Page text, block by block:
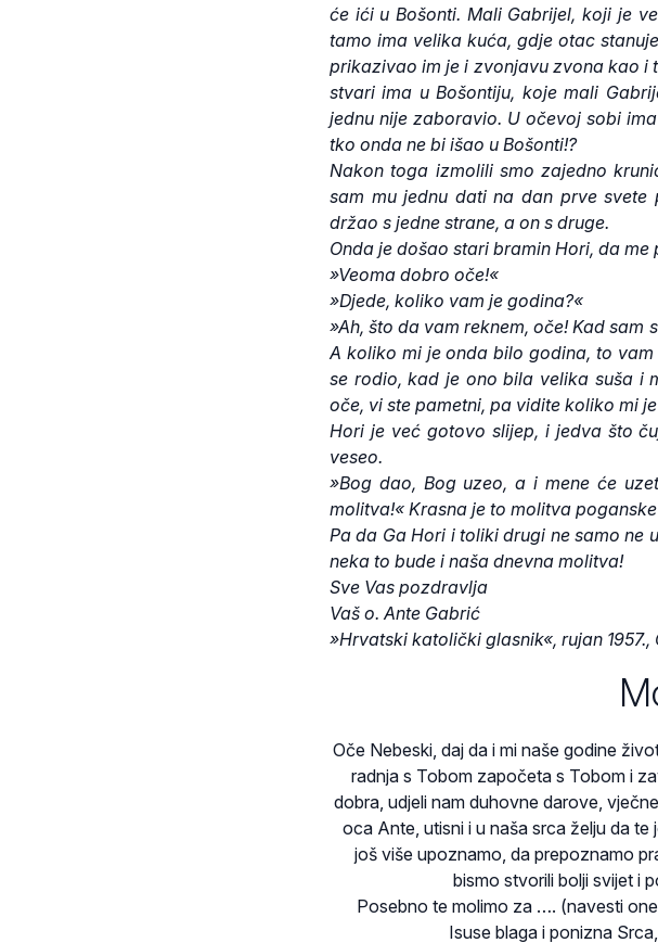
će ići u Bošonti. Mali Gabrijel, koji je
tamo ima velika kuća, gdje otac
prikazivao im je i zvonjavu zvona kao i
stvari ima u Bošontiju, koje mali
jednu nije zaboravio. U očevoj sobi
tko onda ne bi išao u Bošonti!?
Nakon toga izmolili smo zajedno
sam mu jednu dati na dan prve
držao s jedne strane, a on s druge.
Onda je došao stari bramin Hori, da
»Veoma dobro oče!«
»Djede, koliko vam je godina?«
»Ah, što da vam reknem, oče! Kad sam
A koliko mi je onda bilo godina, to
se rodio, kad je ono bila velika suša i
oče, vi ste pametni, pa vidite koliko mi
Hori je već gotovo slijep, i jedva što
veseo.
»Bog dao, Bog uzeo, a i mene će
molitva!« Krasna je to molitva
Pa da Ga Hori i toliki drugi ne samo ne
neka to bude i naša dnevna molitva!
Sve Vas pozdravlja
Vaš o. Ante Gabrić
»Hrvatski katolički glasnik«, rujan 1957.,
Oče Nebeski, daj da i mi naše godine
radnja s Tobom započeta s Tobom i
dobra, udjeli nam duhovne darove,
oca Ante, utisni i u naša srca želju da
još više upoznamo, da prepoznamo
bismo stvorili bolji svijet i
Posebno te molimo za …. (navesti
Isuse blaga i ponizna